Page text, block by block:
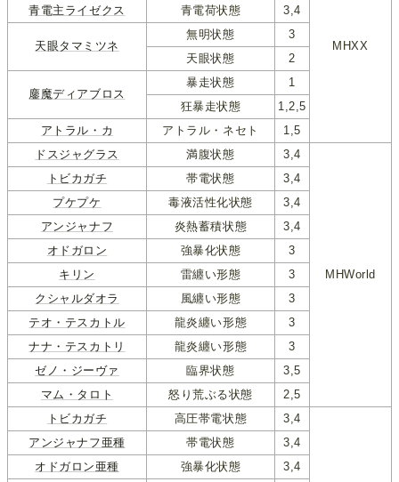
MHXX
青電主ライゼクス 青電荷状態 3,4
天眼タマミツネ
無明状態
3
天眼状態
2
鏖魔ディアブロス
暴走状態
1
狂暴走状態
1,2,5
アトラル・カ
アトラル・ネセト
1,5
ドスジャグラス
満腹状態 3,4
MHWorld
トビカガチ 帯電状態
3,4
プケプケ
毒液活性化状態
3,4
アンジャナフ
炎熱蓄積状態
3,4
オドガロン
強暴化状態
3
キリン
雷纏い形態
3
クシャルダオラ
風纏い形態
3
テオ・テスカトル
龍炎纏い形態
3
ナナ・テスカトリ
龍炎纏い形態
3
ゼノ・ジーヴァ
臨界状態
3,5
マム・タロト
怒り荒ぶる状態
2,5
トビカガチ
高圧帯電状態 3,4
アンジャナフ亜種 帯電状態
3,4
オドガロン亜種
強暴化状態 3,4